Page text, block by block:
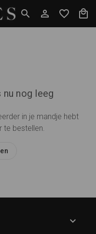
nog leeg
in je mandje hebt
te bestellen.